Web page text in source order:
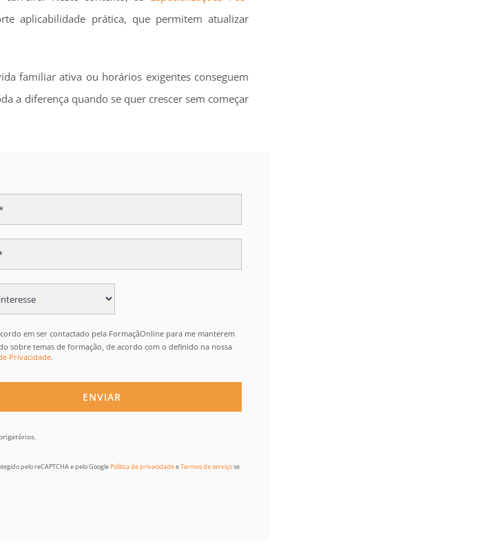
aplicabilidade prática, que permitem atualizar
familiar ativa ou horários exigentes conseguem
a diferença quando se quer crescer sem começar
em ser contactado pela FormaçãOnline para me manterem
sobre temas de formação, de acordo com o definido na nossa
Privacidade.
pelo reCAPTCHA e pelo GooglePolítica de privacidadeeTermos de serviçose